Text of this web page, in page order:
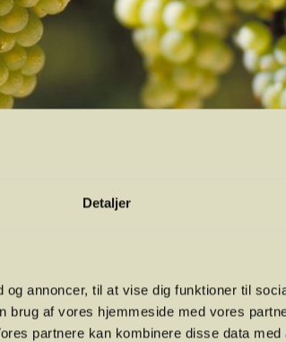
Detaljer
annoncer, til at vise dig funktioner til
brug af vores hjemmeside med vores
partnere kan kombinere disse data
langt tilbage, og druen har i